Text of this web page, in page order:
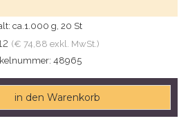
ca.1.000 g, 20 St
(€ 74,88 exkl. MwSt.)
48965
in den Warenkorb